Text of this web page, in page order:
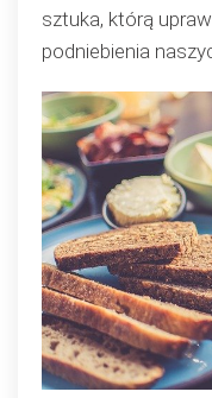
sztuka, którą
podniebienia